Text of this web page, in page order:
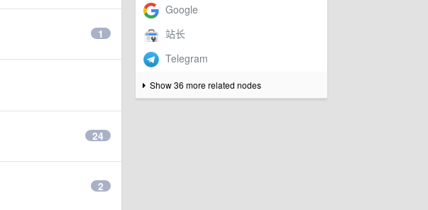
Show 36 more related nodes
1
24
2